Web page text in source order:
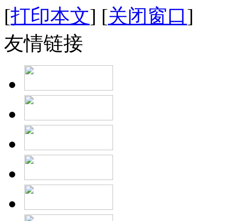
[打印本文] [关闭窗口]
友情链接